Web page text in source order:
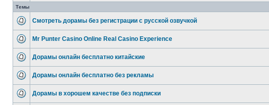
Темы
Смотреть дорамы без регистрации с русской озвучкой
Mr Punter Casino Online Real Casino Experience
Дорамы онлайн бесплатно китайские
Дорамы онлайн бесплатно без рекламы
Дорамы в хорошем качестве без подписки